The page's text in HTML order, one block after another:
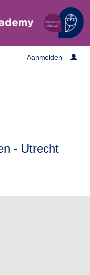
Aanmelden
- Utrecht